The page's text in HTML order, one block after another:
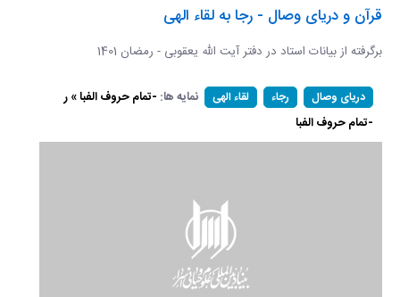
قرآن و دریای وصال - رجا به لقاء الهی
برگرفته از بیانات استاد در دفتر آیت الله یعقوبی - رمضان 1401
دریای وصال رجاء لقاء الهی نمایه ها: -تمام حروف الفبا » ر
-تمام حروف الفبا